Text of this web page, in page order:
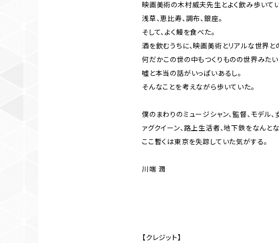
映画美術の木村威夫先生とよく飲み歩いてい
浅草、恵比寿、調布、銀座。
そして、よく鰻を食べた。
酒を飲むうちに、映画美術とリアルな世界と
何だかこの世の中もつくりものの世界みたい
噓と本当の話がいっぱいあるし。
そんなことを考えながら歩いていた。
僕のまわりのミュージシャン、監督、モデル、
ァグクイーン、路上生活者、地下鉄をなんとな
ここ暫くは東京を失踪していた気がする。
川端 潤
【クレジット】